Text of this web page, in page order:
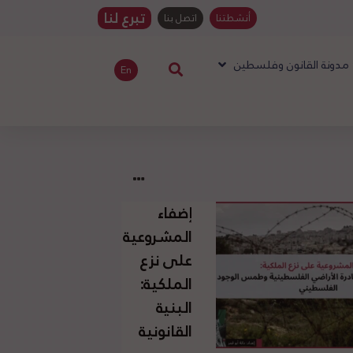
أنشطتنا اتصل بنا تبرع لنا
مدونة القانون وفلسطين En
إضفاء
المشروعية
على نزع
الملكية:
البنية
القانونية